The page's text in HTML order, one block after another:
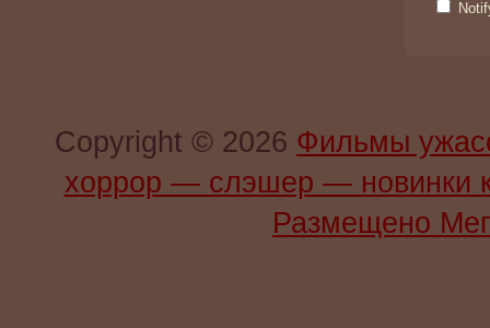
Copyright © 2026 Фильмы
хоррор — слэшер —
Размещено